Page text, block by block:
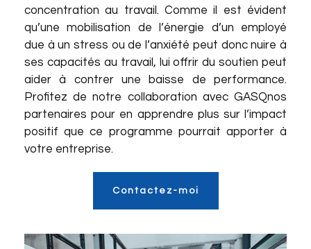
concentration au travail. Comme il est évident
qu’une mobilisation de l’énergie d’un employé
due à un stress ou de l’anxiété peut donc nuire à
ses capacités au travail, lui offrir du soutien peut
aider à contrer une baisse de performance.
Profitez de notre collaboration avec GASQnos
partenaires pour en apprendre plus sur l’impact
positif que ce programme pourrait apporter à
votre entreprise.
Contactez-moi